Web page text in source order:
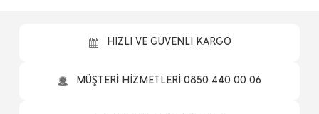
HIZLI VE GÜVENLİ KARGO
MÜŞTERİ HİZMETLERİ 0850 440 00 06